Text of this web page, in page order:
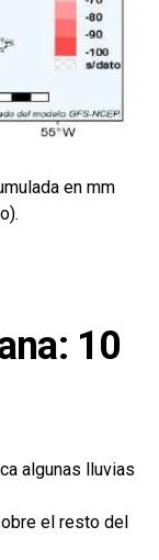
en mm
10
algunas lluvias
el resto del